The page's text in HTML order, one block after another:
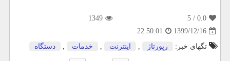
0.0
/ 5
1349
1399/12/16
22:50:01
تگهای خبر:
رپورتاژ , اینترنت , خدمات , دستگاه